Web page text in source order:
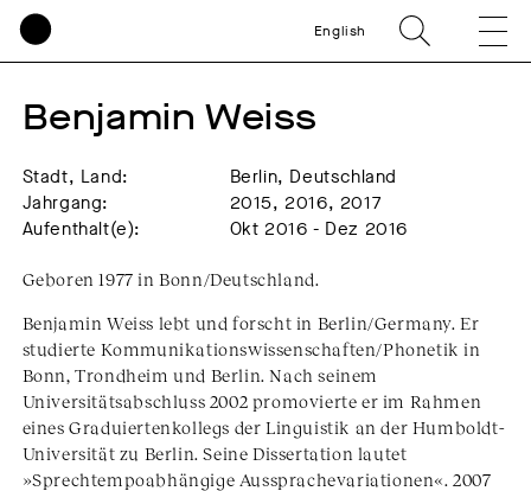
English
Benjamin Weiss
Stadt, Land:
Berlin, Deutschland
Jahrgang:
2015, 2016, 2017
Aufenthalt(e):
Okt 2016 - Dez 2016
Geboren 1977 in Bonn/Deutschland.
Benjamin Weiss lebt und forscht in Berlin/Germany. Er
studierte Kommunikationswissenschaften/Phonetik in
Bonn, Trondheim und Berlin. Nach seinem
Universitätsabschluss 2002 promovierte er im Rahmen
eines Graduiertenkollegs der Linguistik an der Humboldt-
Universität zu Berlin. Seine Dissertation lautet
»Sprechtempoabhängige Aussprachevariationen«. 2007